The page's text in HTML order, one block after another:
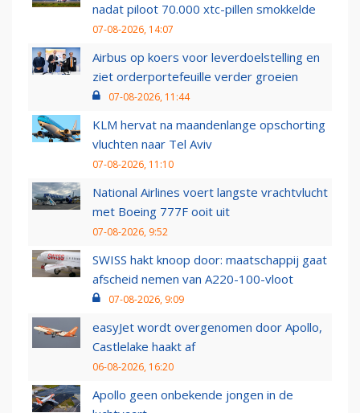
nadat piloot 70.000 xtc-pillen smokkelde
07-08-2026, 14:07
Airbus op koers voor leverdoelstelling en
ziet orderportefeuille verder groeien
07-08-2026, 11:44
KLM hervat na maandenlange opschorting
vluchten naar Tel Aviv
07-08-2026, 11:10
National Airlines voert langste vrachtvlucht
met Boeing 777F ooit uit
07-08-2026, 9:52
SWISS hakt knoop door: maatschappij gaat
afscheid nemen van A220-100-vloot
07-08-2026, 9:09
easyJet wordt overgenomen door Apollo,
Castlelake haakt af
06-08-2026, 16:20
Apollo geen onbekende jongen in de